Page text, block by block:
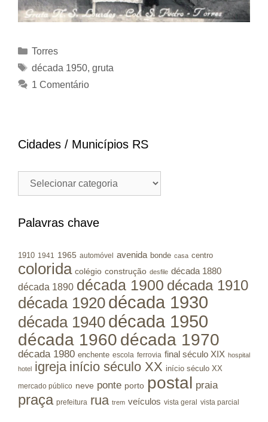
Categorias
Torres
Tags
década 1950, gruta
1 Comentário
Cidades / Municípios RS
Municípios
Palavras chave
1910 1941 1965 automóvel avenida bonde casa centro
colorida colégio construção desfile década 1880
década 1890 década 1900 década 1910
década 1920 década 1930
década 1940 década 1950
década 1960 década 1970
década 1980 enchente escola ferrovia final século XIX hospital
hotel
igreja início século XX início século XX
mercado público neve ponte porto postal praia
praça prefeitura rua trem veículos vista geral vista parcial